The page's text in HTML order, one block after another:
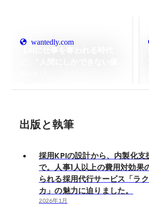
wantedly.com
出版と執筆
採用KPIの設計から、内製化支
で。人事1人以上の費用対効果
られる採用代行サービス「ラ
カ」の魅力に迫りました。
2026年1月